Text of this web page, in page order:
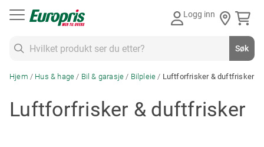
Logg inn
Søk
Hjem Hus & hage Bil & garasje Bilpleie Luftforfrisker & duftfrisker
Luftforfrisker & duftfrisker